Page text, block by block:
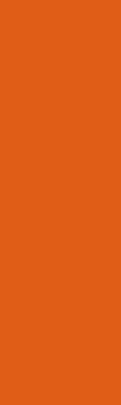
contractor,
business